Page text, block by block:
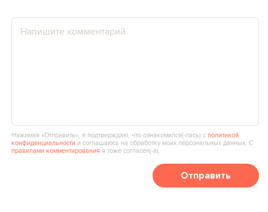
Нажимая «Отправить», я подтверждаю, что ознакомился(‑лась) сполитикой
конфиденциальности и соглашаюсь на обработку моих персональных данных. С
правилами комментирования я тоже согласен(‑а).
Отправить